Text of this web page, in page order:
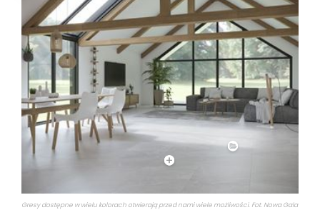
Gresy dostępne w wielu kolorach otwierają przed nami wiele możliwości. Fot. Nowa Gala